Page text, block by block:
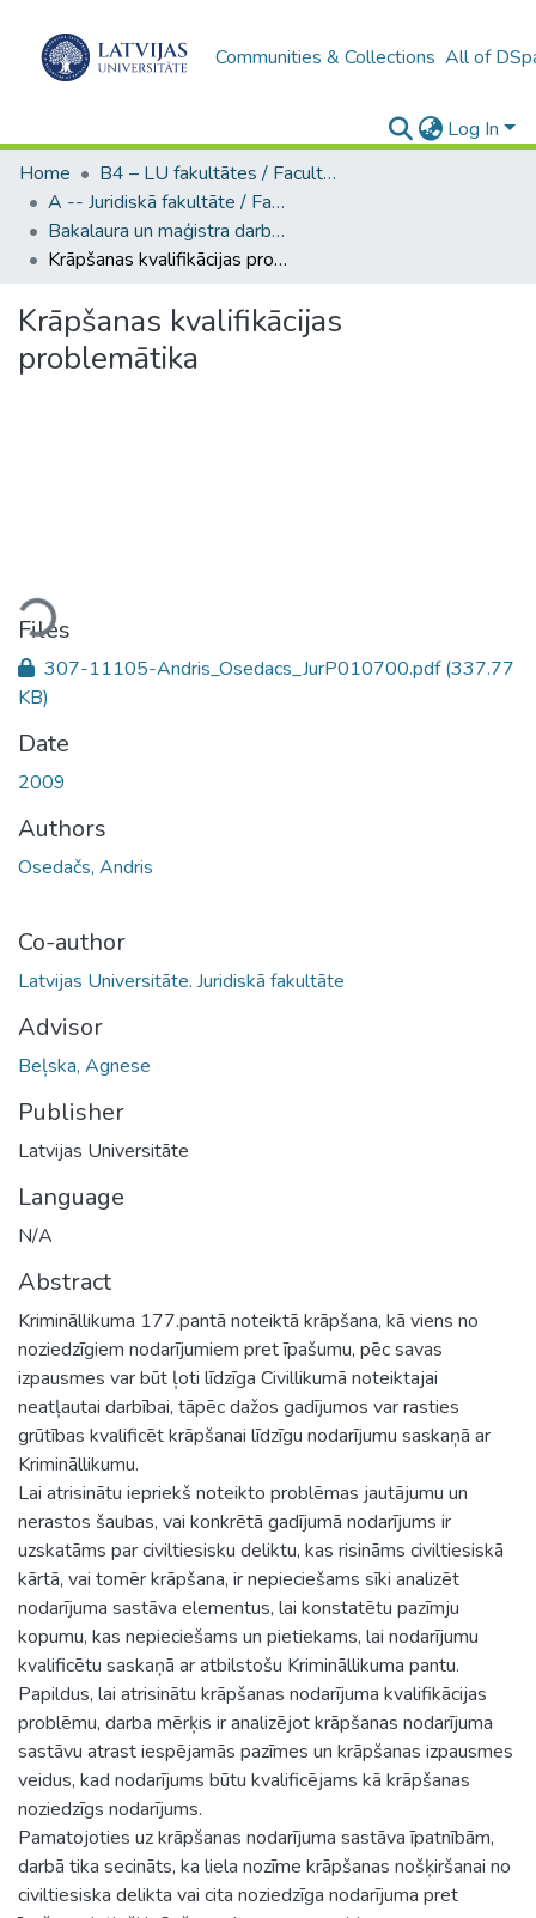
Communities & Collections All of
Log In
Home
B4 – LU fakultātes / Faculties of the UL
A -- Juridiskā fakultāte / Faculty of Law
Bakalaura un maģistra darbi (JF) / Bachelor's and Master's theses
Krāpšanas kvalifikācijas problemātika
Krāpšanas kvalifikācijas
problemātika
Loading...
Files
307-11105-Andris_Osedacs_JurP010700.pdf(337.77
KB)
Date
2009
Authors
Osedačs, Andris
Co-author
Latvijas Universitāte. Juridiskā fakultāte
Advisor
Beļska, Agnese
Publisher
Latvijas Universitāte
Language
N/A
Abstract
Krimināllikuma 177.pantā noteiktā krāpšana, kā viens no
noziedzīgiem nodarījumiem pret īpašumu, pēc savas
izpausmes var būt ļoti līdzīga Civillikumā noteiktajai
neatļautai darbībai, tāpēc dažos gadījumos var rasties
grūtības kvalificēt krāpšanai līdzīgu nodarījumu saskaņā ar
Krimināllikumu.
Lai atrisinātu iepriekš noteikto problēmas jautājumu un
nerastos šaubas, vai konkrētā gadījumā nodarījums ir
uzskatāms par civiltiesisku deliktu, kas risināms civiltiesiskā
kārtā, vai tomēr krāpšana, ir nepieciešams sīki analizēt
nodarījuma sastāva elementus, lai konstatētu pazīmju
kopumu, kas nepieciešams un pietiekams, lai nodarījumu
kvalificētu saskaņā ar atbilstošu Krimināllikuma pantu.
Papildus, lai atrisinātu krāpšanas nodarījuma kvalifikācijas
problēmu, darba mērķis ir analizējot krāpšanas nodarījuma
sastāvu atrast iespējamās pazīmes un krāpšanas izpausmes
veidus, kad nodarījums būtu kvalificējams kā krāpšanas
noziedzīgs nodarījums.
Pamatojoties uz krāpšanas nodarījuma sastāva īpatnībām,
darbā tika secināts, ka liela nozīme krāpšanas nošķiršanai no
civiltiesiska delikta vai cita noziedzīga nodarījuma pret